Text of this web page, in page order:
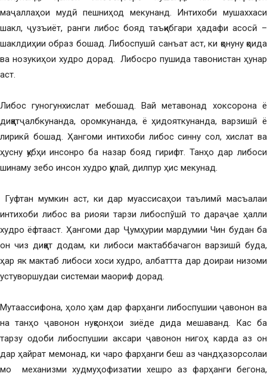
маҷаллаҳои мудӣ пешниҳод мекунанд. Интихоби мушаххаси
шакл, ҷузъиёт, ранги либос бояд таъқибгари ҳадафи асосӣ –
шаклдиҳии образ бошад. Либоспушӣ санъат аст, ки қонуну қоида
ва нозукиҳои худро дорад. Либосро пушида тавонистан ҳунар
аст.
Либос гуногунхислат мебошад. Вай метавонад хоксорона ё
диққатҷалбкунанда, оромкунанда, ё ҳидояткунанда, варзишӣ ё
лирикӣ бошад. Ҳангоми интихоби либос синну сол, хислат ва
ҳусну қубҳи инсонро ба назар бояд гирифт. Танҳо дар либоси
шинаму зебо инсон худро қулай, дилпур ҳис мекунад.
Гуфтан мумкин аст, ки дар муассисаҳои таълимӣ масъалаи
интихоби либос ва риояи тарзи либоспўшӣ то дараҷае ҳалли
худро ёфтааст. Ҳангоми дар Ҷумҳурии мардумии Чин будан ба
он чиз диққат додам, ки либоси мактаббачагон варзишӣ буда,
ҳар як мактаб либоси хоси худро, албаттта дар доираи низоми
устуворшудаи системаи маориф дорад.
Мутаассифона, ҳоло ҳам дар фарҳанги либоспушии ҷавонон ва
на танҳо ҷавонон нуқсонҳои зиёде дида мешаванд. Кас ба
тарзу одоби либоспушии аксари ҷавонон нигоҳ карда аз он
дар ҳайрат мемонад, ки чаро фарҳанги беш аз чандҳазорсолаи
мо механизми худмуҳофизатии хешро аз фарҳанги бегона,